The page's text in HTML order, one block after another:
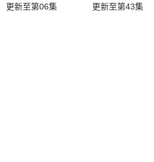
更新至第06集 更新至第43集